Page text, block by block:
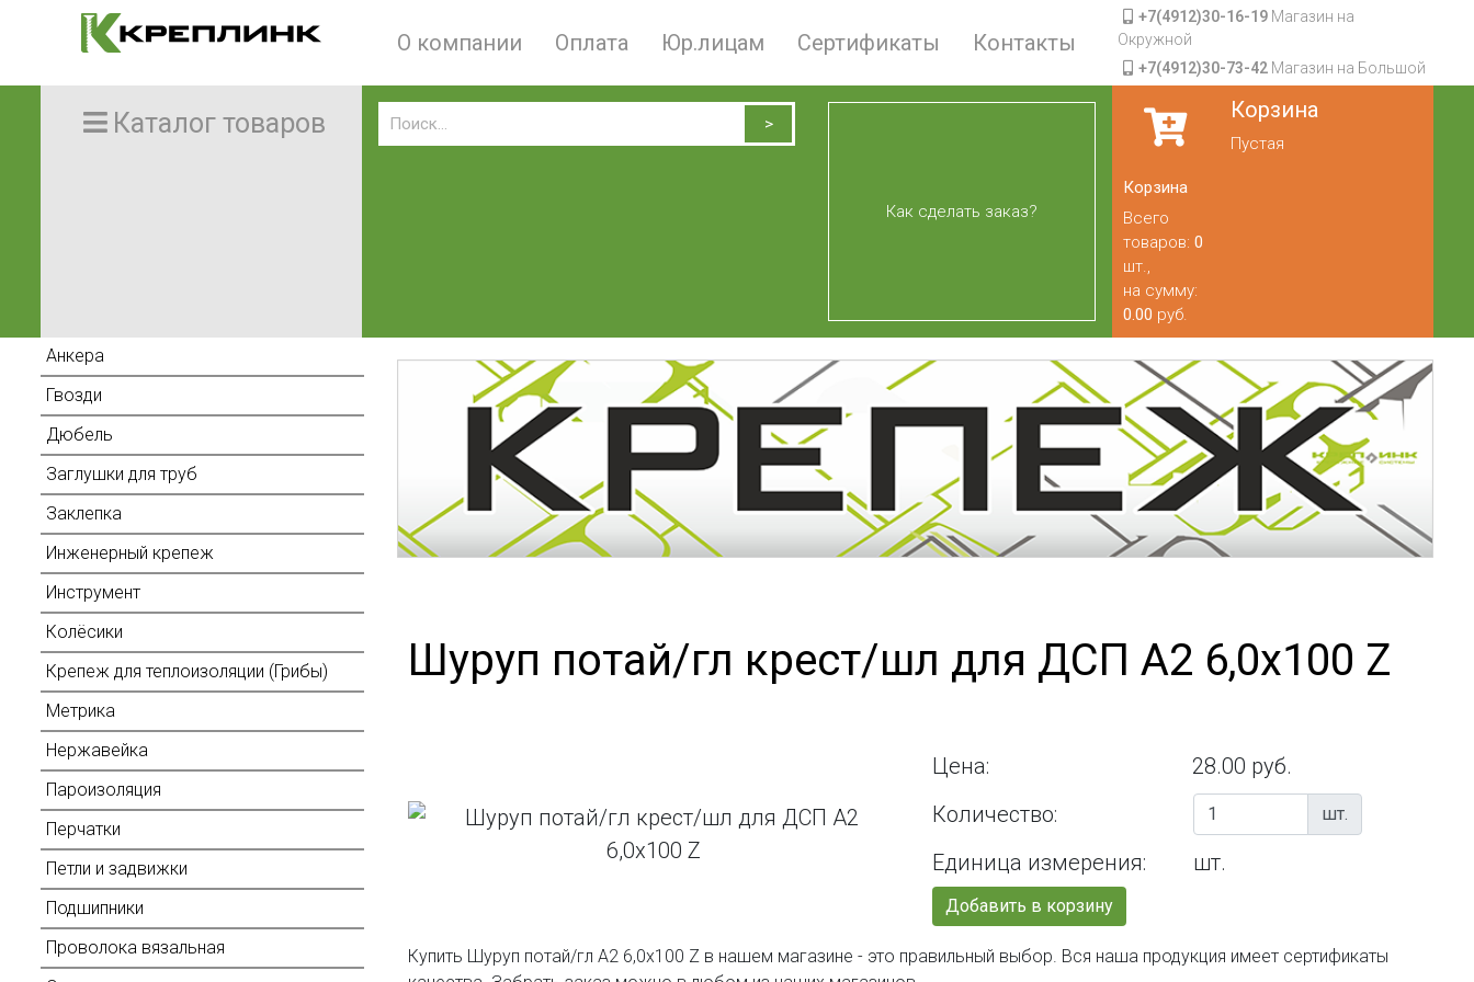
О компании Оплата Юр.лицам Сертификаты Контакты
+7(4912)30-16-19Магазин на
Окружной
+7(4912)30-73-42Магазин на Большой
Каталог товаров
Как сделать заказ?
Корзина
Пустая
Корзина
Всего
товаров: 0
шт.,
на сумму:
0.00 руб.
Анкера
Гвозди
Дюбель
Заглушки для труб
Заклепка
Инженерный крепеж
Инструмент
Колёсики
Крепеж для теплоизоляции (Грибы)
Метрика
Нержавейка
Пароизоляция
Перчатки
Петли и задвижки
Подшипники
Проволока вязальная
Шуруп потай/гл крест/шл для ДСП А2 6,0х100 Z
Цена:
28.00 руб.
Количество:
шт.
Единица измерения: шт.
Добавить в корзину
Купить Шуруп потай/гл А2 6,0х100 Z в нашем магазине - это правильный выбор. Вся наша продукция имеет сертификаты